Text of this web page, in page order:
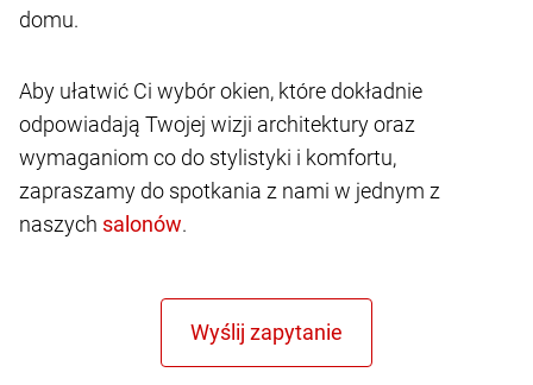
domu.
Aby ułatwić Ci wybór okien, które dokładnie
odpowiadają Twojej wizji architektury oraz
wymaganiom co do stylistyki i komfortu,
zapraszamy do spotkania z nami w jednym z
naszych
.